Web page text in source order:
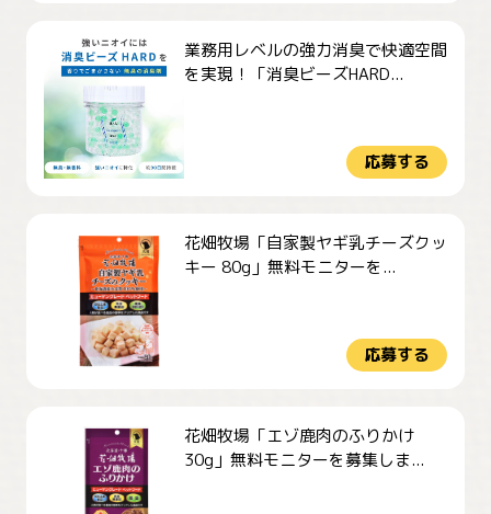
業務用レベルの強力消臭で快適空間
を実現！「消臭ビーズHARD...
応募する
花畑牧場「自家製ヤギ乳チーズクッ
キー 80g」無料モニターを...
応募する
花畑牧場「エゾ鹿肉のふりかけ
30g」無料モニターを募集しま...